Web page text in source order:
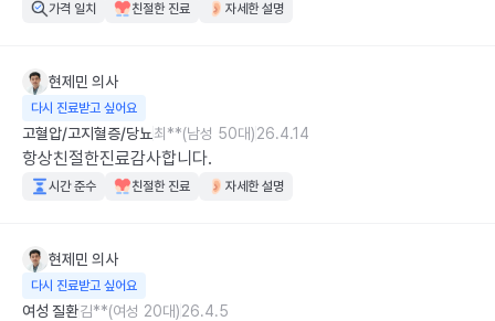
가격 일치 친절한 진료 자세한 설명
현제민 의사
다시 진료받고 싶어요
고혈압/고지혈증/당뇨최**(남성 50대)26.4.14
항상친절한진료감사합니다.
시간 준수 친절한 진료 자세한 설명
현제민 의사
다시 진료받고 싶어요
여성 질환김**(여성 20대)26.4.5